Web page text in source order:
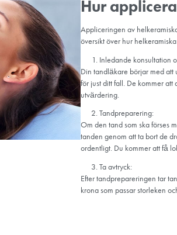
ett effektivt alternativ för personer som vill
material. De är särskilt
egenskaper nära efterliknar
framtänder överväger ofta helkeramiska
stora fyllningar och behöver extra styrka
som inte kan korrigeras med
de vara ett bra val för personer med
risken för tandköttsirritation, vilket gör